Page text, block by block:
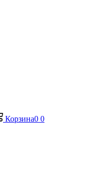
Корзина0 0